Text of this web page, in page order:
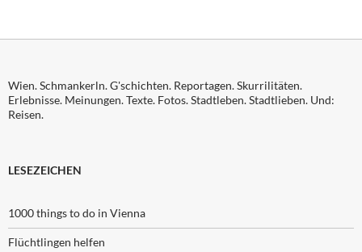
Wien. Schmankerln. G'schichten. Reportagen. Skurrilitäten.
Erlebnisse. Meinungen. Texte. Fotos. Stadtleben. Stadtlieben. Und:
Reisen.
LESEZEICHEN
1000 things to do in Vienna
Flüchtlingen helfen